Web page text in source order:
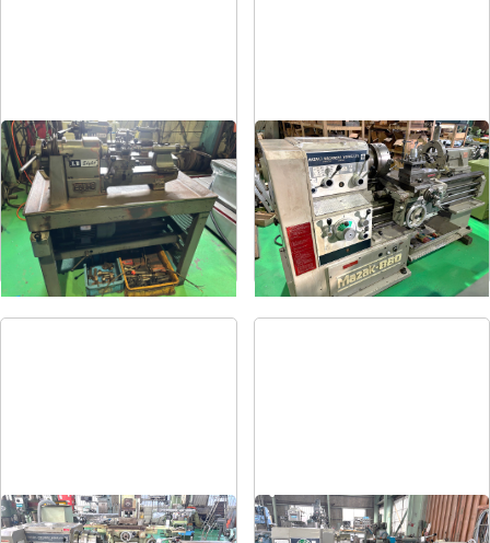
卓上旋盤
メーカー エグロ
形 式LB8-4B
式1973
6尺旋盤
メーカー マザック
形 式MK-860S
年 式1989
6尺旋盤 7尺旋盤